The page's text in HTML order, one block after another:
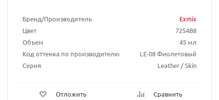
Бренд/Производитель
Exmix
Цвет
7254B8
Объем
45 мл
Код оттенка по производителю
LE-08 Фиолетовый
Серия
Leather / Skin
Отложить Сравнить